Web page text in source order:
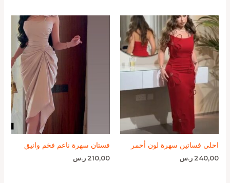
احلى فساتين سهرة لون أحمر
240,00 ر.س
فستان سهرة ناعم فخم وانيق
210,00 ر.س